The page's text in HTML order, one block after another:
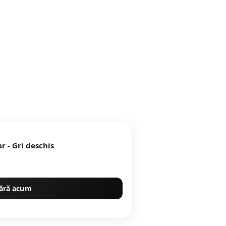
- Gri deschis
acum